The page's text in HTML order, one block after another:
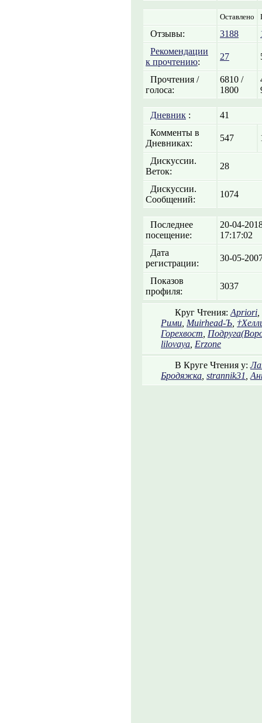
Оставлено
Отзывы: 3188
Рекомендации
к прочтению:
27
Прочтения /
голоса:
6810 /
1800
Дневник :
41
Комменты в
Дневниках:
547
Дискуссии.
Веток:
28
Дискуссии.
Сообщений:
1074
Последнее
посещение:
20-04-
17:17:02
Дата
регистрации:
30-05-
Показов
профиля:
3037
Круг Чтения: Apriori
Рими Muirhead-Ъ
Горехвост
lilovaya Erzone
В Круге Чтения у:
Бродяжка strannik31